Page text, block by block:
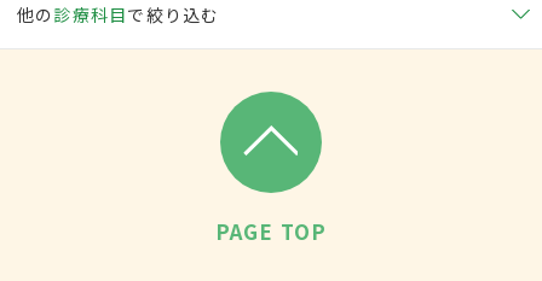
他の 診療科目で絞り込む
PAGE TOP